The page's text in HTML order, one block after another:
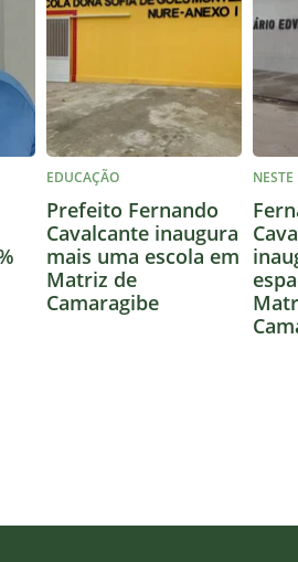
EDUCAÇÃO
Prefeito Fernando
Cavalcante inaugura
mais uma escola em
Matriz de
Camaragibe